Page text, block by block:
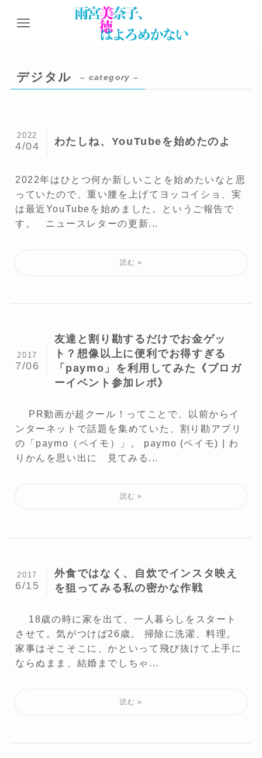
デジタル – category –
わたしね、YouTubeを始めたのよ
2022
4/04
2022年はひとつ何か新しいことを始めたいなと思
っていたので、重い腰を上げてヨッコイショ、実
は最近YouTubeを始めました。というご報告で
す。 ニュースレターの更新...
友達と割り勘するだけでお金ゲッ
ト？想像以上に便利でお得すぎる
「paymo」を利用してみた《ブロガ
ーイベント参加レポ》
2017
7/06
PR動画が超クール！ってことで、以前からイ
ンターネットで話題を集めていた、割り勘アプリ
の「paymo（ペイモ）」。 paymo (ペイモ) | わ
りかんを思い出に 見てみる...
外食ではなく、自炊でインスタ映え
を狙ってみる私の密かな作戦
2017
6/15
18歳の時に家を出て、一人暮らしをスタート
させて。気がつけば26歳。 掃除に洗濯、料理。
家事はそこそこに、かといって飛び抜けて上手に
ならぬまま、結婚までしちゃ...